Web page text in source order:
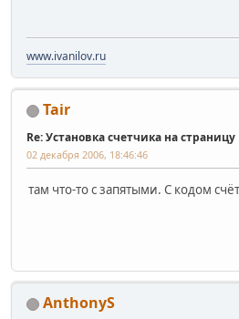
www.ivanilov.ru
Tair
Re: Установка счетчика на страницу
02 декабря 2006, 18:46:46
там что-то с запятыми. С кодом
AnthonyS